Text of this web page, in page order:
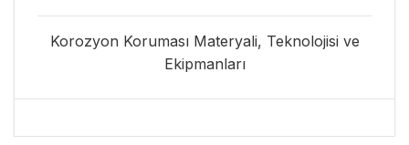
Korozyon Koruması Materyali, Teknolojisi ve
Ekipmanları